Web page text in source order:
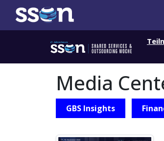
Media
GBS Insights